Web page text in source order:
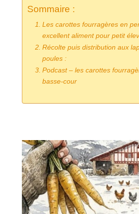
Sommaire :
Les carottes fourragères en
excellent aliment pour petit
Récolte puis distribution aux
poules :
Podcast – les carottes
basse-cour